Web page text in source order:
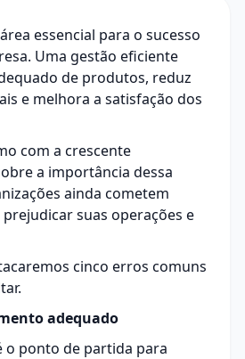
essencial para o sucesso
Uma gestão eficiente
de produtos, reduz
e melhora a satisfação dos
com a crescente
a importância dessa
ainda cometem
suas operações e
cinco erros comuns
adequado
o ponto de partida para